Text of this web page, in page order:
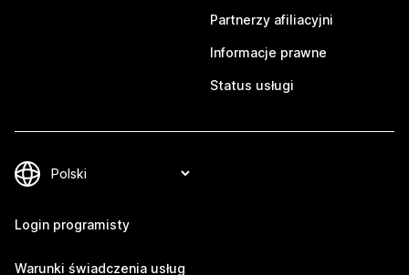
Partnerzy afiliacyjni
Informacje prawne
Status usługi
Login programisty
Warunki świadczenia usług